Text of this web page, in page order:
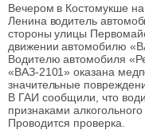
Вечером в Костомукше
Ленина водитель
стороны улицы
движении автомобилю
Водителю автомобиля
«ВАЗ-2101» оказана
значительные
В ГАИ сообщили, что
признаками
Проводится проверка.